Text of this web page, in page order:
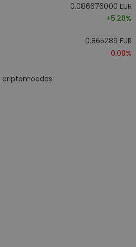
0.086676000 EUR
+5.20%
0.865289 EUR
0.00%
criptomoedas